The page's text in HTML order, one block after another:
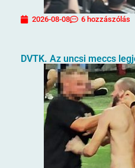
2026-08-08 6 hozzászólás
DVTK. Az uncsi meccs